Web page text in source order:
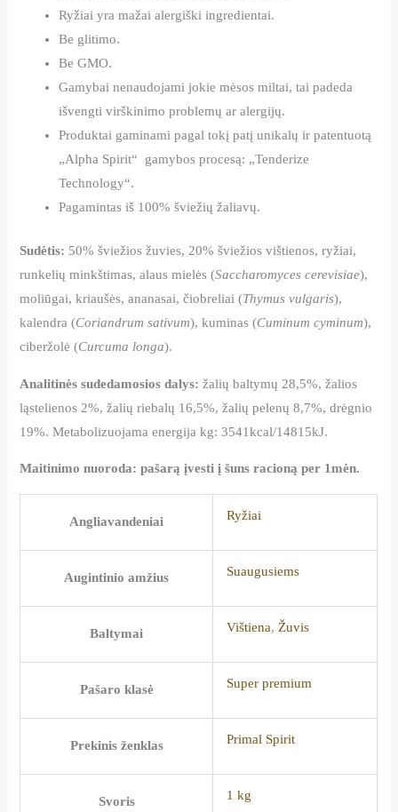
Ryžiai yra mažai alergiški ingredientai.
Be glitimo.
Be GMO.
Gamybai nenaudojami jokie mėsos miltai, tai padeda
išvengti virškinimo problemų ar alergijų.
Produktai gaminami pagal tokį patį unikalų ir patentuotą
„Alpha Spirit“ gamybos procesą: „Tenderize
Technology“.
Pagamintas iš 100% šviežių žaliavų.
Sudėtis: 50% šviežios žuvies, 20% šviežios vištienos, ryžiai,
runkelių minkštimas, alaus mielės (Saccharomyces cerevisiae),
moliūgai, kriaušės, ananasai, čiobreliai (Thymus vulgaris),
kalendra (Coriandrum sativum), kuminas (Cuminum cyminum),
ciberžolė (Curcuma longa).
Analitinės sudedamosios dalys: žalių baltymų 28,5%, žalios
ląstelienos 2%, žalių riebalų 16,5%, žalių pelenų 8,7%, drėgnio
19%. Metabolizuojama energija kg: 3541kcal/14815kJ.
Maitinimo nuoroda: pašarą įvesti į šuns racioną per 1mėn.
Angliavandeniai Ryžiai
Augintinio amžius Suaugusiems
Baltymai Vištiena, Žuvis
Pašaro klasė Super premium
Prekinis ženklas Primal Spirit
Svoris 1 kg